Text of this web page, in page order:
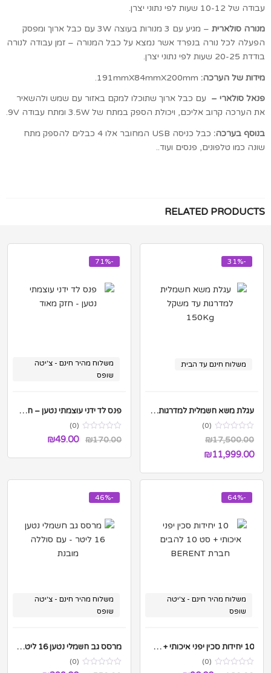
עבודה של 10-12 שעות לפי נתוני יצרן.
מנורה סולארית
– מגיע עם 3 מנורות בעוצה 3W עם כבל ארוך ומפסק
הפעלה לכל נורה בנפרד אשר נמצא על כבל המנורה – זמן עבודה לנורה
בודדת 20-25 שעות לפי נתוני יצרן.
מידות של הערכה:
פנאל סולארי – עם כבל ארוך שתוכלו למקם באזור עם שמש ולהשאיר
את הערכה קרוב אליכם, ויכולת הספק במתח של 3.5W ומתח עבודה 9V.
בנוסף בערכה:
כבל כניסה USB המחובר אלו 4 כבלים להספק מתח
שונה כמו טלפונים, פנסים ועוד..
RELATED PRODUCTS
-31%
משלוח חינם עד הבית
עגלת משא חשמלית למדרגות עד משקל 150Kg
(0)
₪17,500.00
₪11,999.00
-71%
משלוח מהיר חינם - צ'יטה
שופס
פנס לד ידני עוצמתי נטען – חזק מאוד
(0)
₪170.00
המחיר₪49.00
-64%
משלוח מהיר חינם - צ'יטה
שופס
10 יחידות סכין יפני איכותי + סט 10 להבים חברת BERENT
(0)
-46%
משלוח מהיר חינם - צ'יטה
שופס
מרסס גב חשמלי נטען 16 ליטר – עם סוללה מובנת
(0)